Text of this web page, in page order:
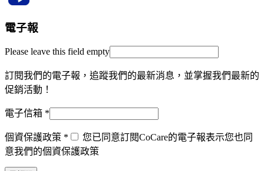
電子報
Please leave this field empty
訂閱我們的電子報，追蹤我們的最新消息，並掌握我們最新的
促銷活動！
電子信箱 *
個資保護政策 *
您已同意訂閱CoCare的電子報表示您也同
意我們的個資保護政策